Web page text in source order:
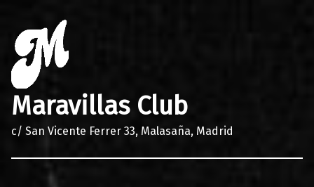
Maravillas Club
c/ San Vicente Ferrer 33, Malasaña, Madrid